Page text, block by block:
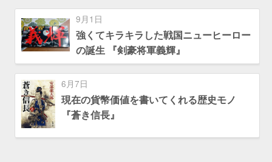
9月1日
強くてキラキラした戦国ニューヒーロー
の誕生 『剣豪将軍義輝』
6月7日
現在の貨幣価値を書いてくれる歴史モノ
『蒼き信長』